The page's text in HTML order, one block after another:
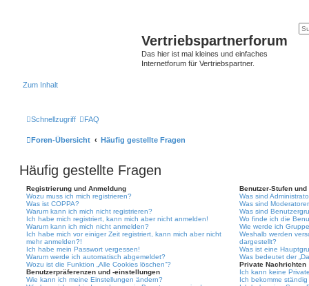
Vertriebspartnerforum
Das hier ist mal kleines und einfaches
Internetforum für Vertriebspartner.
Zum Inhalt
Schnellzugriff FAQ
Foren-Übersicht Häufig gestellte Fragen
Häufig gestellte Fragen
Registrierung und Anmeldung
Wozu muss ich mich registrieren?
Was ist COPPA?
Warum kann ich mich nicht registrieren?
Ich habe mich registriert, kann mich aber nicht anmelden!
Warum kann ich mich nicht anmelden?
Ich habe mich vor einiger Zeit registriert, kann mich aber nicht
mehr anmelden?!
Ich habe mein Passwort vergessen!
Warum werde ich automatisch abgemeldet?
Wozu ist die Funktion „Alle Cookies löschen“?
Benutzerpräferenzen und -einstellungen
Wie kann ich meine Einstellungen ändern?
Benutzer-Stufen und
Was sind
Was sind
Was sind
Wo finde ich die
Wie werde ich
Weshalb werden
dargestellt?
Was ist eine
Was bedeutet der
Private Nachrichten
Ich kann keine
Ich bekomme